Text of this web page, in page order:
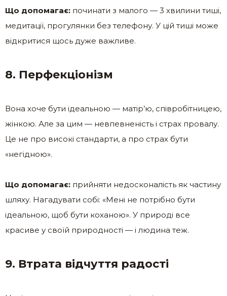
Що допомагає: починати з малого — 3 хвилини тиші,
медитації, прогулянки без телефону. У цій тиші може
відкритися щось дуже важливе.
8. Перфекціонізм
Вона хоче бути ідеальною — матір’ю, співробітницею,
жінкою. Але за цим — невпевненість і страх провалу.
Це не про високі стандарти, а про страх бути
«негідною».
Що допомагає: прийняти недосконалість як частину
шляху. Нагадувати собі: «Мені не потрібно бути
ідеальною, щоб бути коханою». У природі все
красиве у своїй природності — і людина теж.
9. Втрата відчуття радості